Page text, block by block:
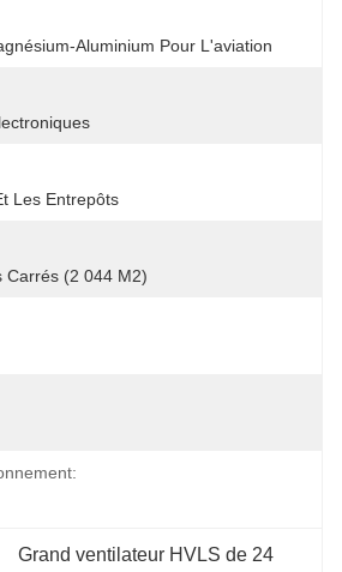
Aluminium Pour L'aviation
Les Entrepôts
Carrés (2 044 M2)
Grand ventilateur HVLS de 24